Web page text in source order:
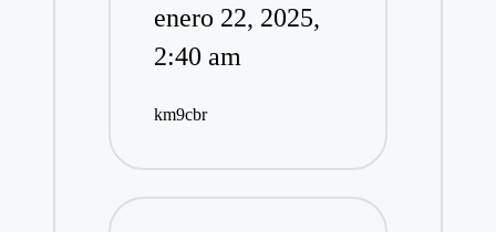
enero 22, 2025,
2:40 am
km9cbr